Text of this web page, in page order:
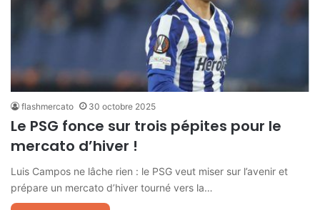
flashmercato 30 octobre 2025
Le PSG fonce sur trois pépites pour le
mercato d’hiver !
Luis Campos ne lâche rien : le PSG veut miser sur l’avenir et
prépare un mercato d’hiver tourné vers la…